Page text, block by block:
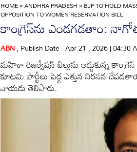
HOME»ANDHRA PRADESH»BJP TO HOLD
OPPOSITION TO WOMEN RESERVATION BILL
కాంగ్రెస్‌ను ఎండగడతాం:
ABN, Publish Date - Apr 21 , 2026 | 04:30
మహిళా రిజర్వేషన్‌ బిల్లును అడ్డుకున్న
కూటమి పార్టీలు పెద్ద ఎత్తున నిరసన
నాయడు తెలిపారు.